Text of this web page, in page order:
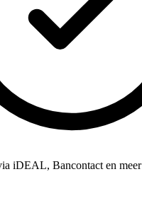
iDEAL, Bancontact en meer